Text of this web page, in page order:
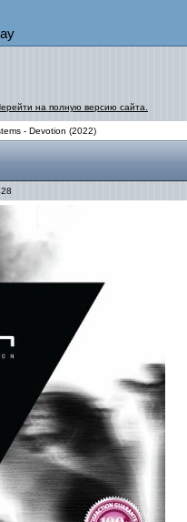
на полную версию сайта.
- Devotion (2022)